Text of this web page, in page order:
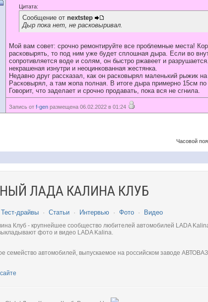
Цитата:
Сообщение от nextstep
Дыр пока нет, не расковыривал.
Мой вам совет: срочно ремонтируйте все проблемные места!
расковырять, то под ним уже будет сплошная дыра. Если во
сопротивляется воде и солям, он быстро ржавеет и
некрашеная изнутри и неоцинкованная жестянка.
Недавно друг рассказал, как он расковырял маленький рыжик
Расковырял, а там жопа полная. В итоге дыра примерно 15см по
Говорит, что заделает и срочно продавать, пока вся не сгнила.
Запись от f-gen размещена 06.02.2022 в 01:24
Часовой
ЛАДА КАЛИНА КЛУБ
Тест-драйвы · Статьи · Интервью · Фото · Видео
Клуб - крупнейшее сообщество любителей автомобилей LADA
фото и видео LADA Kalina.
семейство автомобилей, выпускаемое на российском заводе